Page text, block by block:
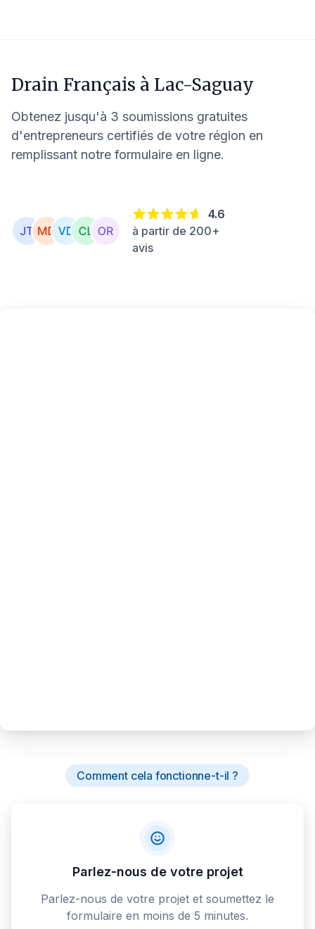
Drain Français à Lac-Saguay
Obtenez jusqu'à 3 soumissions gratuites
d'entrepreneurs certifiés de votre région en
remplissant notre formulaire en ligne.
4.6
à partir de 200+
avis
Comment cela fonctionne-t-il ?
Parlez-nous de votre projet
Parlez-nous de votre projet et soumettez le
formulaire en moins de 5 minutes.